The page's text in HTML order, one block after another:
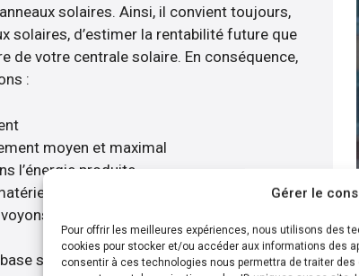
Gérer le
Pour offrir les meilleures expériences, nous utilisons des
cookies pour stocker et/ou accéder aux informations des
consentir à ces technologies nous permettra de traiter
solaires. Ainsi, il convient toujours,
solaires, d’estimer la rentabilité future que
de votre centrale solaire. En conséquence,
:
moyen et maximal
l’énergie produite
le plus adéquat
notre devis gratuitement
sur la configuration la plus efficace pour